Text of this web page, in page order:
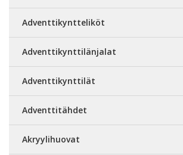
Adventtikyntteliköt
Adventtikynttilänjalat
Adventtikynttilät
Adventtitähdet
Akryylihuovat